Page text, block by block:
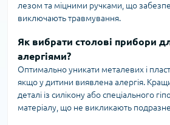
лезом та міцними ручками, що
виключають травмування.
Як вибрати столові прибори
алергіями?
Оптимально уникати металевих і
якщо у дитини виявлена алергія.
деталі із силікону або спеціального
матеріалу, що не викликають